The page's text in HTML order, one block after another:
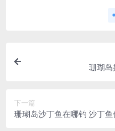
珊瑚
下一篇
珊瑚岛沙丁鱼在哪钓 沙丁